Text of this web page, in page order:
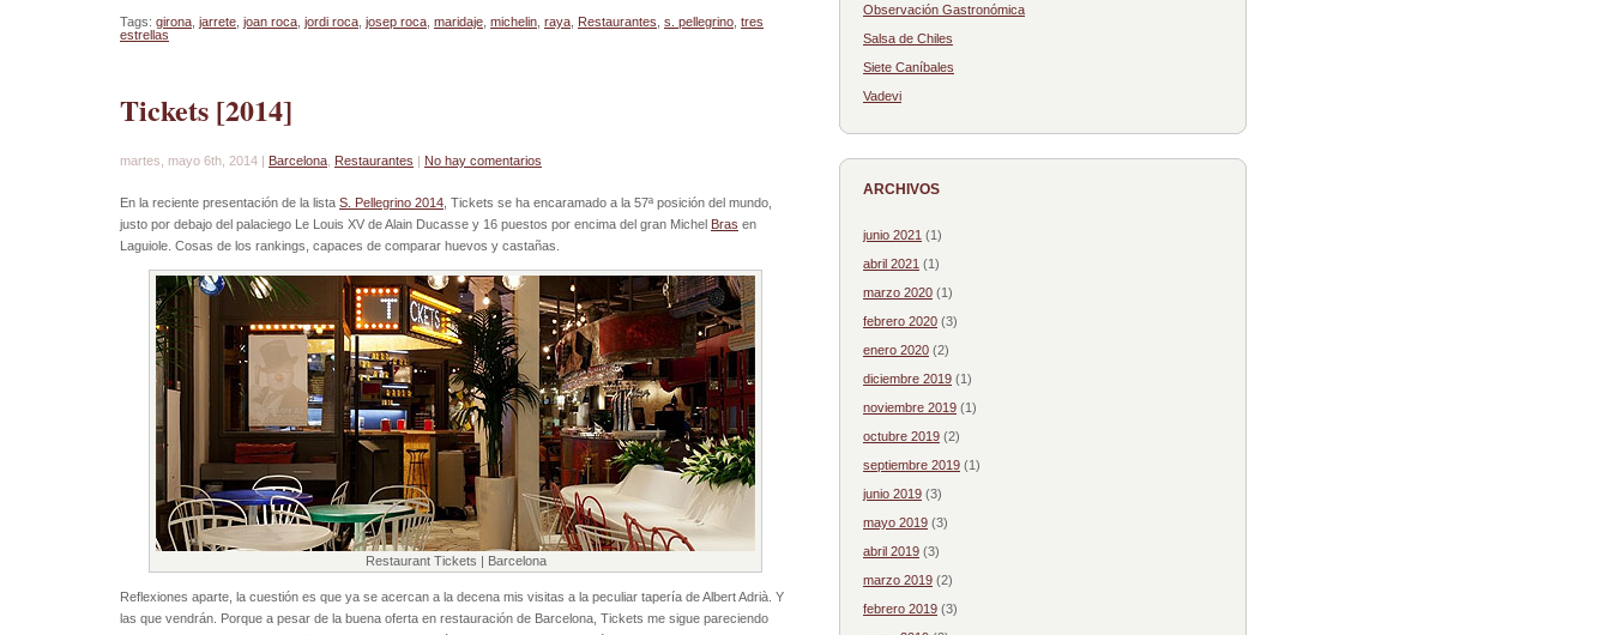
Tags: girona jarrete joan roca jordi roca josep roca maridaje michelin raya Restaurantes s. pellegrino tres
estrellas
Tickets [2014]
martes, mayo 6th, 2014 | Barcelona Restaurantes | No hay comentarios
En la reciente presentación de la lista S. Pellegrino 2014 , Tickets se ha encaramado a la 57ª posición del mundo,
justo por debajo del palaciego Le Louis XV de Alain Ducasse y 16 puestos por encima del gran Michel Bras en
Laguiole. Cosas de los rankings, capaces de comparar huevos y castañas.
Restaurant Tickets | Barcelona
Reflexiones aparte, la cuestión es que ya se acercan a la decena mis visitas a la peculiar tapería de Albert Adrià. Y
las que vendrán. Porque a pesar de la buena oferta en restauración de Barcelona, Tickets me sigue pareciendo
Observación Gastronómica
Salsa de Chiles
Siete Caníbales
Vadevi
ARCHIVOS
junio 2021 (1)
abril 2021 (1)
marzo 2020 (1)
febrero 2020 (3)
enero 2020 (2)
diciembre 2019 (1)
noviembre 2019 (1)
octubre 2019 (2)
septiembre 2019 (1)
junio 2019 (3)
mayo 2019 (3)
abril 2019 (3)
marzo 2019 (2)
febrero 2019 (3)